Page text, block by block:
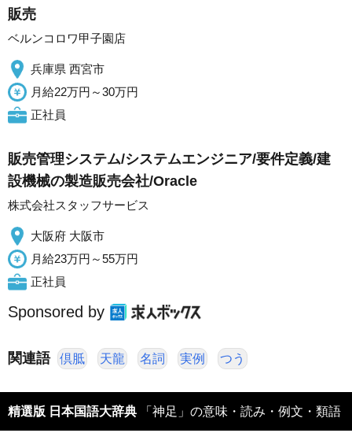
販売
ベルンコロワ甲子園店
兵庫県 西宮市
月給22万円～30万円
正社員
販売管理システム/システムエンジニア/要件定義/建
設機械の製造販売会社/Oracle
株式会社スタッフサービス
大阪府 大阪市
月給23万円～55万円
正社員
Sponsored by
関連語 倶胝 天龍 名詞 実例 つう
精選版 日本国語大辞典 「神足」の意味・読み・例文・類語